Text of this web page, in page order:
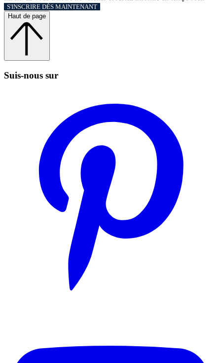
S'INSCRIRE DÈS MAINTENANT
Haut de page
Suis‑nous sur